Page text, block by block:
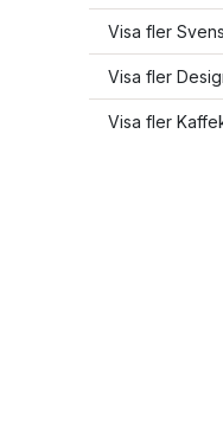
Visa fler
Visa fler
Visa fler